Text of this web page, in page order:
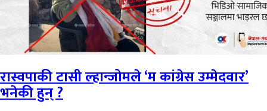
रास्वपाकी टासी ल्हान्जोमले ‘म कांग्रेस उम्मेदवार’
भनेकी हुन् ?